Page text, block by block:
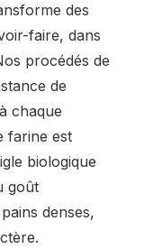
des
faire, dans
procédés de
de
chaque
farine est
biologique
goût
denses,